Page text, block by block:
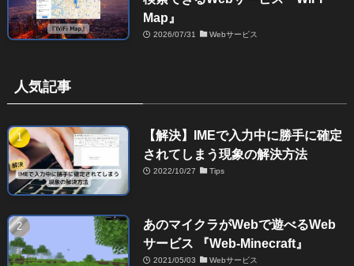
Map』
2026/07/31 Webサービス
人気記事
【解決】IMEで入力中に勝手に確定
されてしまう現象の解決方法
2022/10/27 Tips
あのマイクラがWebで遊べるWeb
サービス 『Web-Minecraft』
2021/05/03 Webサービス